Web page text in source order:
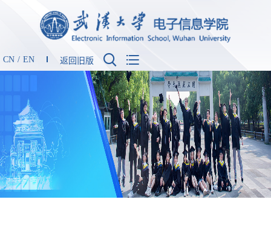
CN / EN 返回旧版  